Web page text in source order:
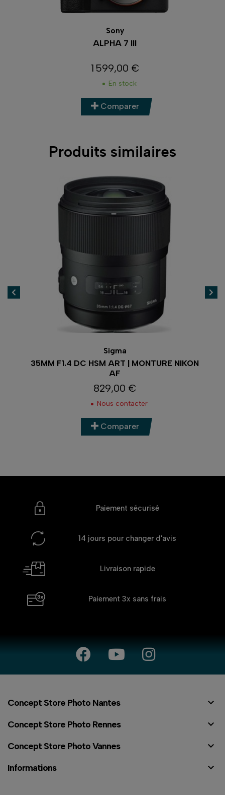
Sony
ALPHA 7 III
Prix
1 599,00 €
En stock
Comparer
Produits similaires
Sigma
35MM F1.4 DC HSM ART | MONTURE NIKON
AF
Prix
829,00 €
Nous contacter
Comparer
Paiement sécurisé
14 jours pour changer d'avis
Livraison rapide
Paiement 3x sans frais
Concept Store Photo Nantes 
Concept Store Photo Rennes 
Concept Store Photo Vannes 
Informations 